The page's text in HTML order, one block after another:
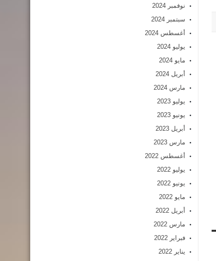
نوفمبر 2024
سبتمبر 2024
أغسطس 2024
يوليو 2024
مايو 2024
أبريل 2024
مارس 2024
يوليو 2023
يونيو 2023
أبريل 2023
مارس 2023
أغسطس 2022
يوليو 2022
يونيو 2022
مايو 2022
أبريل 2022
مارس 2022
فبراير 2022
يناير 2022